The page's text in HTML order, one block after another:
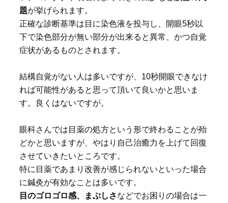
題が挙げられます。
正確な診断基準は目に染色液を投与し、開眼5秒以
下で染色部分が無い部分が出来ると異常、かつ自覚
症状があるものとされます。
結構自覚がない人は多いですが、10秒開眼できなけ
れば可能性があると思って頂いて良いかと思いま
す。良くはないですが。
眼科さんでは目薬の処方という形で終わることが殆
どかと思いますが、やはり自己治癒力を上げて回復
させていきたいところです。
特に目薬であまり改善が感じられないといった場合
に鍼灸が有効なことは多いです。
目のゴロゴロ感、まぶしさなどでお困りの場合は一